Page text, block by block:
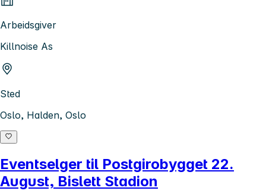
Arbeidsgiver
Killnoise As
Sted
Oslo, Halden, Oslo
Eventselger til Postgirobygget 22.
August, Bislett Stadion